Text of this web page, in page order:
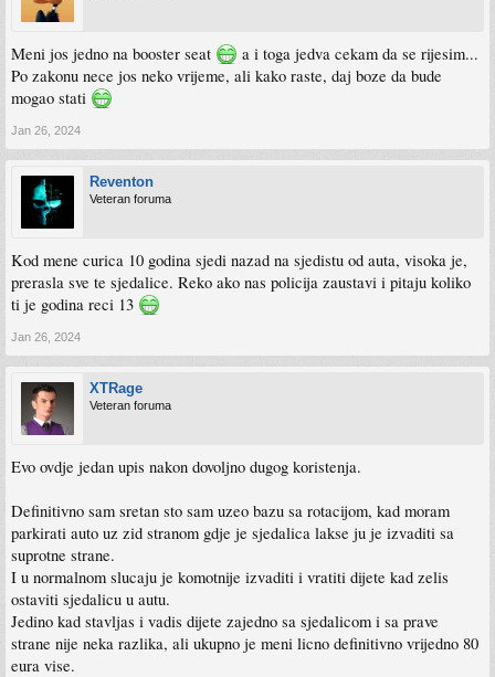
Meni jos jedno na booster seat
a i toga jedva cekam da se rijesim...
Po zakonu nece jos neko vrijeme, ali kako raste, daj boze da bude
mogao stati
Jan 26, 2024
Reventon
Veteran foruma
Kod mene curica 10 godina sjedi nazad na sjedistu od auta, visoka je,
prerasla sve te sjedalice. Reko ako nas policija zaustavi i pitaju koliko
ti je godina reci 13
Jan 26, 2024
XTRage
Veteran foruma
Evo ovdje jedan upis nakon dovoljno dugog koristenja.
Definitivno sam sretan sto sam uzeo bazu sa rotacijom, kad moram
parkirati auto uz zid stranom gdje je sjedalica lakse ju je izvaditi sa
suprotne strane.
I u normalnom slucaju je komotnije izvaditi i vratiti dijete kad zelis
ostaviti sjedalicu u autu.
Jedino kad stavljas i vadis dijete zajedno sa sjedalicom i sa prave
strane nije neka razlika, ali ukupno je meni licno definitivno vrijedno 80
eura vise.